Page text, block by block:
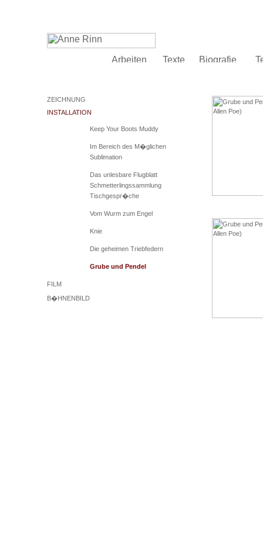
ZEICHNUNG
INSTALLATION
Keep Your Boots Muddy
Im Bereich des M�glichen
Sublimation
Das unlesbare Flugblatt
Schmetterlingssammlung
Tischgespr�che
Vom Wurm zum Engel
Knie
Die geheimen Triebfedern
Grube und Pendel
FILM
B�HNENBILD